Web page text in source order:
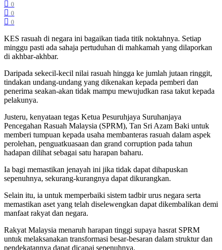
0
0
0
KES rasuah di negara ini bagaikan tiada titik noktahnya. Setiap
minggu pasti ada sahaja pertuduhan di mahkamah yang dilaporkan
di akhbar-akhbar.
Daripada sekecil-kecil nilai rasuah hingga ke jumlah jutaan ringgit,
tindakan undang-undang yang dikenakan kepada pemberi dan
penerima seakan-akan tidak mampu mewujudkan rasa takut kepada
pelakunya.
Justeru, kenyataan tegas Ketua Pesuruhjaya Suruhanjaya
Pencegahan Rasuah Malaysia (SPRM), Tan Sri Azam Baki untuk
memberi tumpuan kepada usaha membanteras rasuah dalam aspek
perolehan, penguatkuasaan dan grand corruption pada tahun
hadapan dilihat sebagai satu harapan baharu.
Ia bagi memastikan jenayah ini jika tidak dapat dihapuskan
sepenuhnya, sekurang-kurangnya dapat dikurangkan.
Selain itu, ia untuk memperbaiki sistem tadbir urus negara serta
memastikan aset yang telah diselewengkan dapat dikembalikan demi
manfaat rakyat dan negara.
Rakyat Malaysia menaruh harapan tinggi supaya hasrat SPRM
untuk melaksanakan transformasi besar-besaran dalam struktur dan
pendekatannya dapat dicapai sepenuhnya.